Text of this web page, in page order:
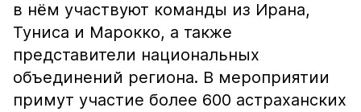
в нём участвуют команды из Ирана,
Туниса и Марокко, а также
представители национальных
объединений региона. В мероприятии
примут участие более 600 астраханских